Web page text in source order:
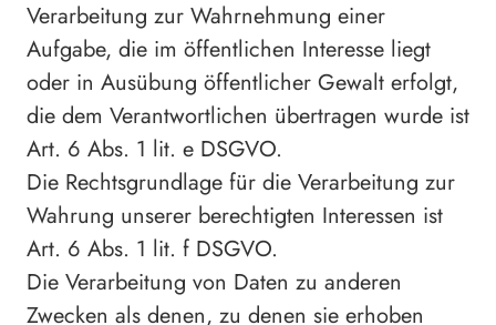
Verarbeitung zur Wahrnehmung einer
Aufgabe, die im öffentlichen Interesse liegt
oder in Ausübung öffentlicher Gewalt erfolgt,
die dem Verantwortlichen übertragen wurde ist
Art. 6 Abs. 1 lit. e DSGVO.
Die Rechtsgrundlage für die Verarbeitung zur
Wahrung unserer berechtigten Interessen ist
Art. 6 Abs. 1 lit. f DSGVO.
Die Verarbeitung von Daten zu anderen
Zwecken als denen, zu denen sie erhoben